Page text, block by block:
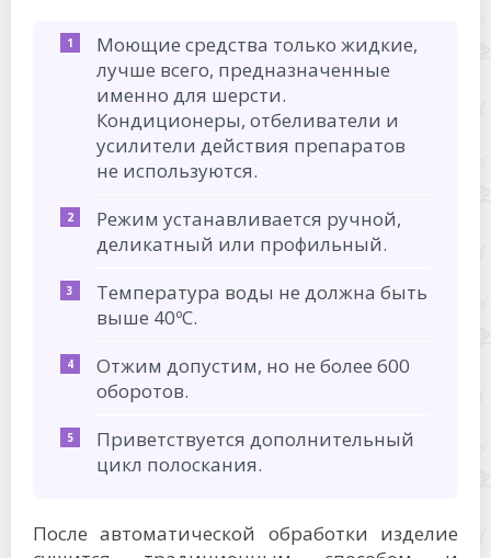
Моющие средства только жидкие,
лучше всего, предназначенные
именно для шерсти.
Кондиционеры, отбеливатели и
усилители действия препаратов
не используются.
Режим устанавливается ручной,
деликатный или профильный.
Температура воды не должна быть
выше 40ºС.
Отжим допустим, но не более 600
оборотов.
Приветствуется дополнительный
цикл полоскания.
После автоматической обработки изделие